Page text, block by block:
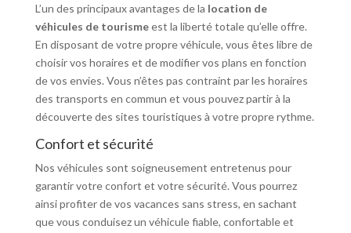
L’un des principaux avantages de la location de
véhicules de tourismeest la liberté totale qu’elle offre.
En disposant de votre propre véhicule, vous êtes libre de
choisir vos horaires et de modifier vos plans en fonction
de vos envies. Vous n’êtes pas contraint par les horaires
des transports en commun et vous pouvez partir à la
découverte des sites touristiques à votre propre rythme.
Confort et sécurité
Nos véhicules sont soigneusement entretenus pour
garantir votre confort et votre sécurité. Vous pourrez
ainsi profiter de vos vacances sans stress, en sachant
que vous conduisez un véhicule fiable, confortable et